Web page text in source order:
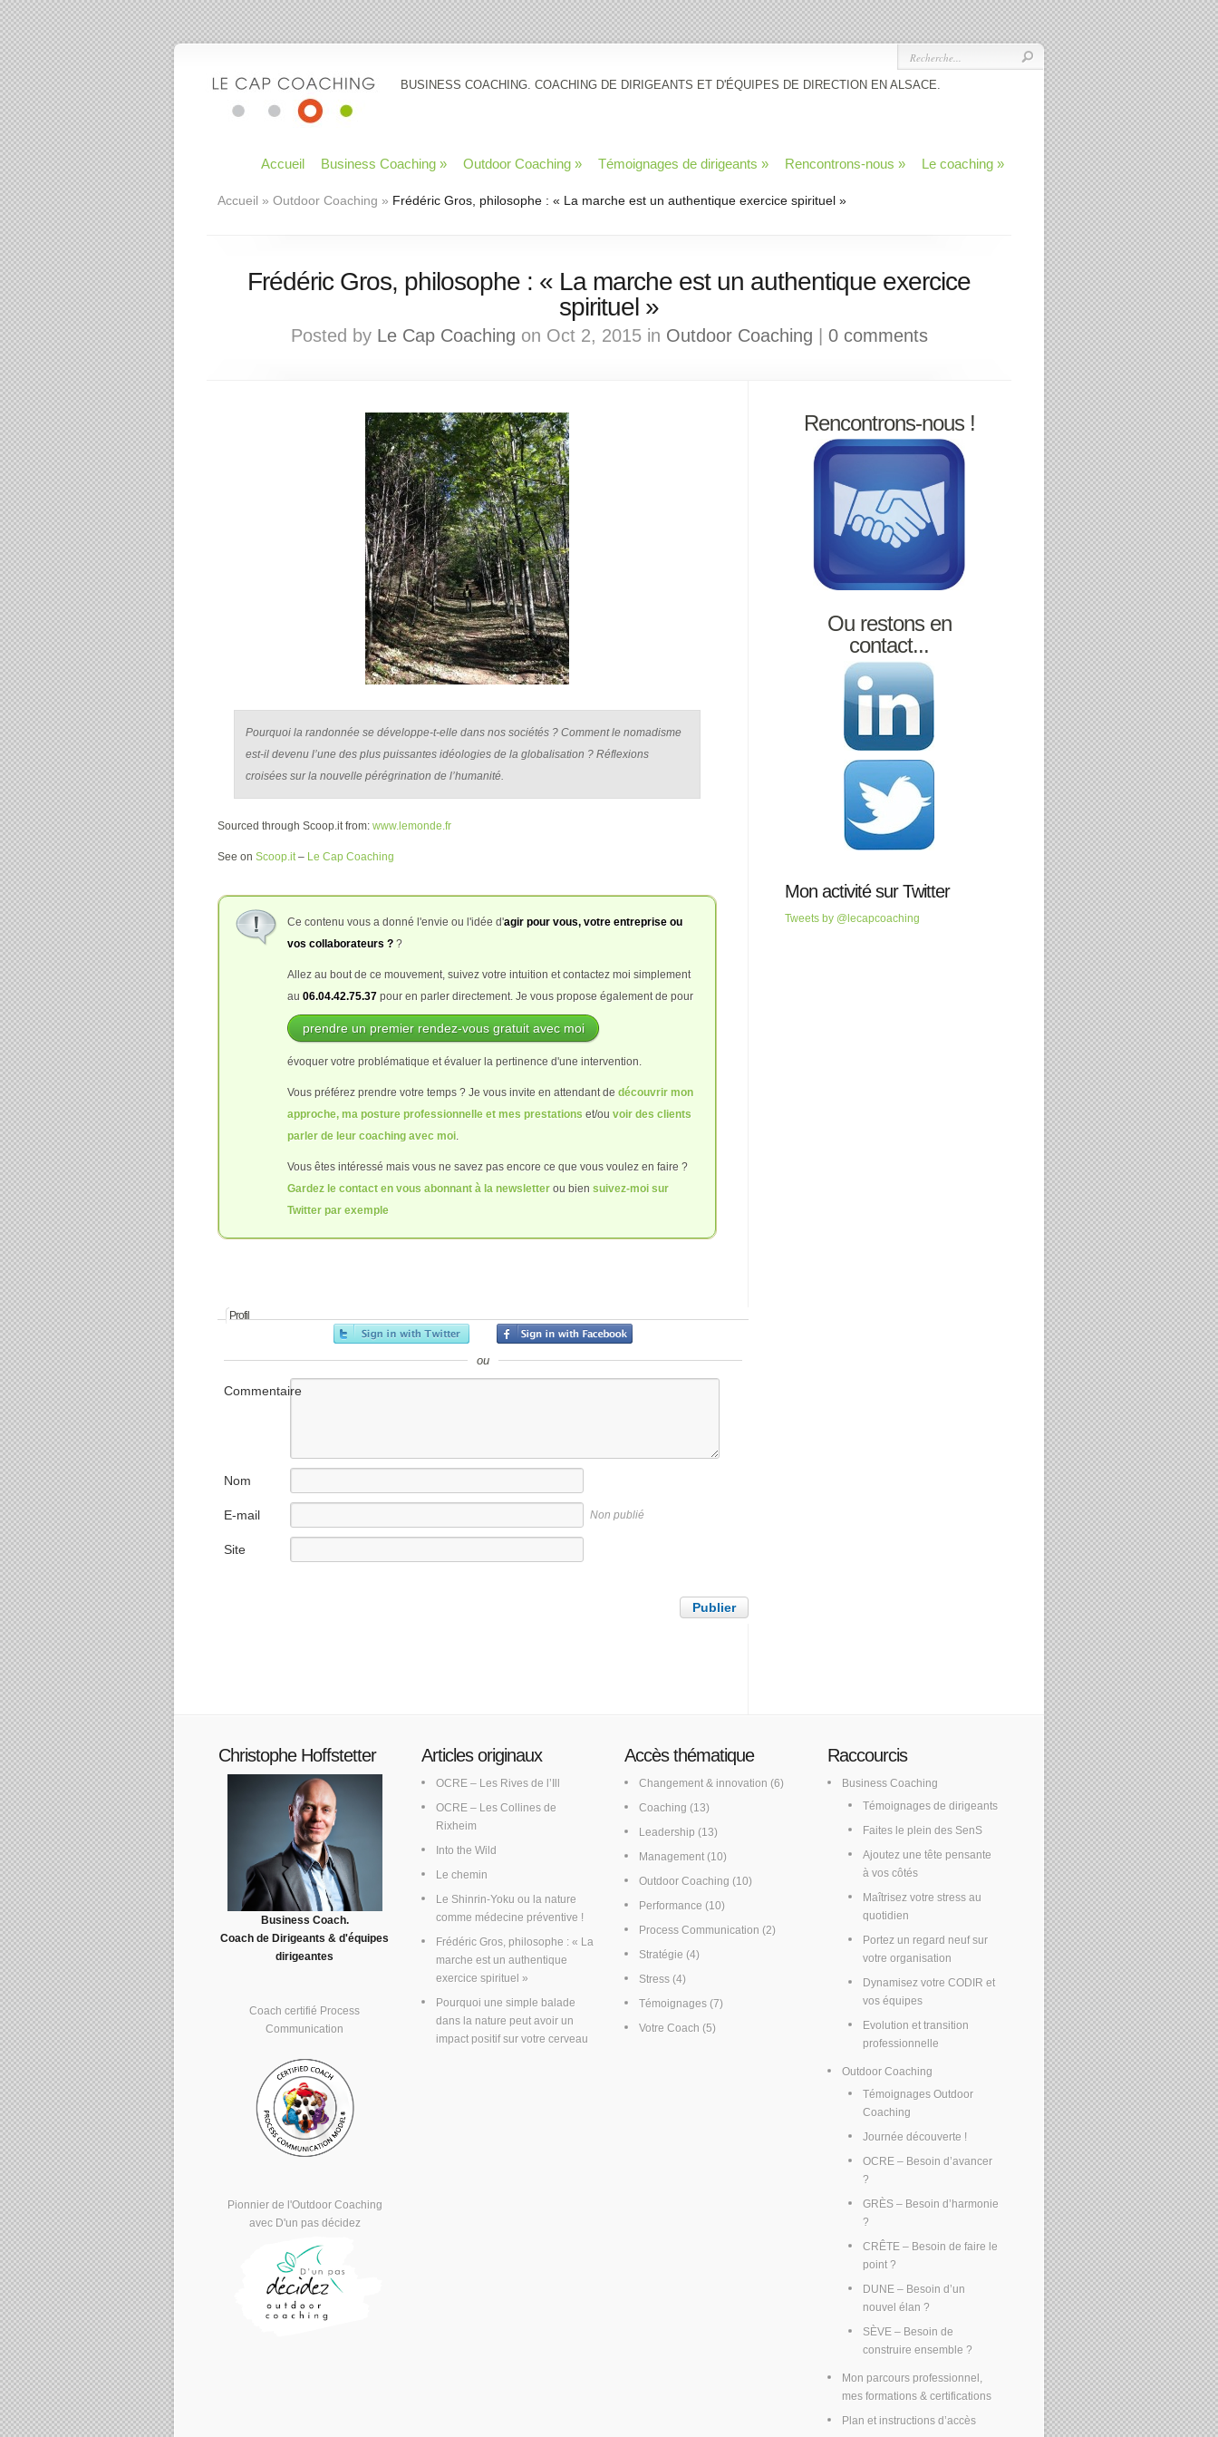
BUSINESS COACHING. COACHING DE DIRIGEANTS ET D'ÉQUIPES DE DIRECTION EN ALSACE.
Accueil Business Coaching » Outdoor Coaching » Témoignages de dirigeants » Rencontrons-nous » Le coaching »
Accueil » Outdoor Coaching » Frédéric Gros, philosophe : « La marche est un authentique exercice spirituel »
Frédéric Gros, philosophe : « La marche est un authentique exercice
spirituel »
Posted by Le Cap Coaching on Oct 2, 2015 in Outdoor Coaching 0 comments
Pourquoi la randonnée se développe-t-elle dans nos sociétés ? Comment le nomadisme
est-il devenu l’une des plus puissantes idéologies de la globalisation ? Réflexions
croisées sur la nouvelle pérégrination de l’humanité.
Sourced through Scoop.it from: www.lemonde.fr
See on Scoop.it– Le Cap Coaching
Ce contenu vous a donné l'envie ou l'idée d'agir pour vous, votre entreprise ou
vos collaborateurs ? ?
Allez au bout de ce mouvement, suivez votre intuition et contactez moi simplement
au 06.04.42.75.37 pour en parler directement. Je vous propose également de
prendre un premier rendez-vous gratuit avec moi
pour
évoquer votre problématique et évaluer la pertinence d'une intervention.
Vous préférez prendre votre temps ? Je vous invite en attendant de découvrir mon
approche, ma posture professionnelle et mes prestations et/ou voir des clients
parler de leur coaching avec moi.
Vous êtes intéressé mais vous ne savez pas encore ce que vous voulez en faire ?
Gardez le contact en vous abonnant à la newsletter ou bien suivez-moi sur
Twitter par exemple
Profil
ou
Commentaire
Nom
E-mail Non publié
Site
Rencontrons-nous !
Ou restons en
contact...
Mon activité sur Twitter
Tweets by @lecapcoaching
Christophe Hoffstetter
Business Coach.
Coach de Dirigeants & d'équipes
dirigeantes
Coach certifié Process
Communication
Pionnier de l'Outdoor Coaching
avec D'un pas décidez
Articles originaux
OCRE – Les Rives de l’Ill
OCRE – Les Collines de
Rixheim
Into the Wild
Le chemin
Le Shinrin-Yoku ou la nature
comme médecine préventive !
Frédéric Gros, philosophe : « La
marche est un authentique
exercice spirituel »
Pourquoi une simple balade
dans la nature peut avoir un
impact positif sur votre cerveau
Accès thématique
Changement & innovation (6)
Coaching (13)
Leadership (13)
Management (10)
Outdoor Coaching (10)
Performance (10)
Process Communication (2)
Stratégie (4)
Stress (4)
Témoignages (7)
Votre Coach (5)
Raccourcis
Business Coaching
Témoignages de dirigeants
Faites le plein des SenS
Ajoutez une tête pensante
à vos côtés
Maîtrisez votre stress au
quotidien
Portez un regard neuf sur
votre organisation
Dynamisez votre CODIR et
vos équipes
Evolution et transition
professionnelle
Outdoor Coaching
Témoignages Outdoor
Coaching
Journée découverte !
OCRE – Besoin d’avancer
?
GRÈS – Besoin d’harmonie
?
CRÊTE – Besoin de faire le
point ?
DUNE – Besoin d’un
nouvel élan ?
SÈVE – Besoin de
construire ensemble ?
Mon parcours professionnel,
mes formations & certifications
Plan et instructions d’accès